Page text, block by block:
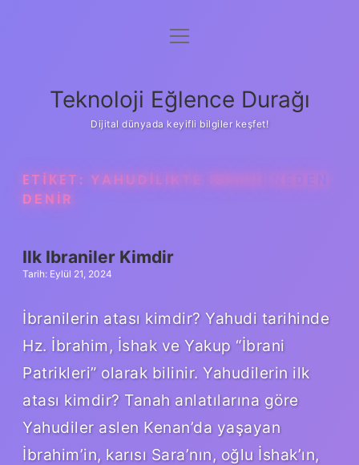
Anasayfa
Yasal Uyarı
menüyü
Teknoloji Eğlence Durağı
Dijital dünyada keyifli bilgiler keşfet!
ETIKET: YAHUDILIKTE İBRANI NEDEN
DENIR
Ilk Ibraniler Kimdir
Tarih: Eylül 21, 2024
İbranilerin atası kimdir? Yahudi tarihinde
Hz. İbrahim, İshak ve Yakup “İbrani
Patrikleri” olarak bilinir. Yahudilerin ilk
atası kimdir? Tanah anlatılarına göre
Yahudiler aslen Kenan’da yaşayan
İbrahim’in, karısı Sara’nın, oğlu İshak’ın,